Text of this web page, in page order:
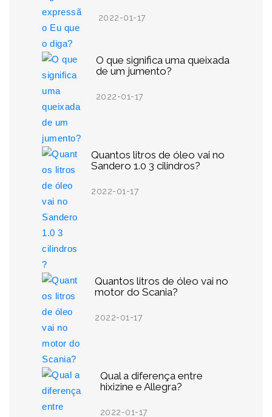
2022-01-17
O que significa uma queixada
de um jumento?
2022-01-17
Quantos litros de óleo vai no
Sandero 1.0 3 cilindros?
2022-01-17
Quantos litros de óleo vai no
motor do Scania?
2022-01-17
Qual a diferença entre
hixizine e Allegra?
2022-01-17